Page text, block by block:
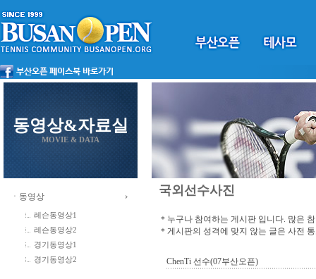
동영상&자료실
MOVIE & DATA
ㆍ동영상
레슨동영상1
레슨동영상2
경기동영상1
경기동영상2
국외선수사진
＊누구나 참여하는 게시판 입니다. 많은
＊게시판의 성격에 맞지 않는 글은 사전
ChenTi 선수(07부산오픈)